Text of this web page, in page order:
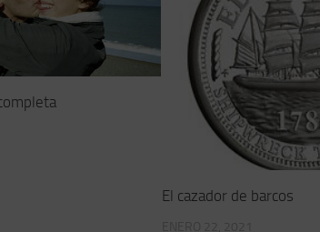
El cazador de barcos